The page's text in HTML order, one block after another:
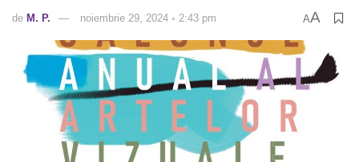
de M. P. noiembrie 29, 2024 ◦ 2:43 pm AA